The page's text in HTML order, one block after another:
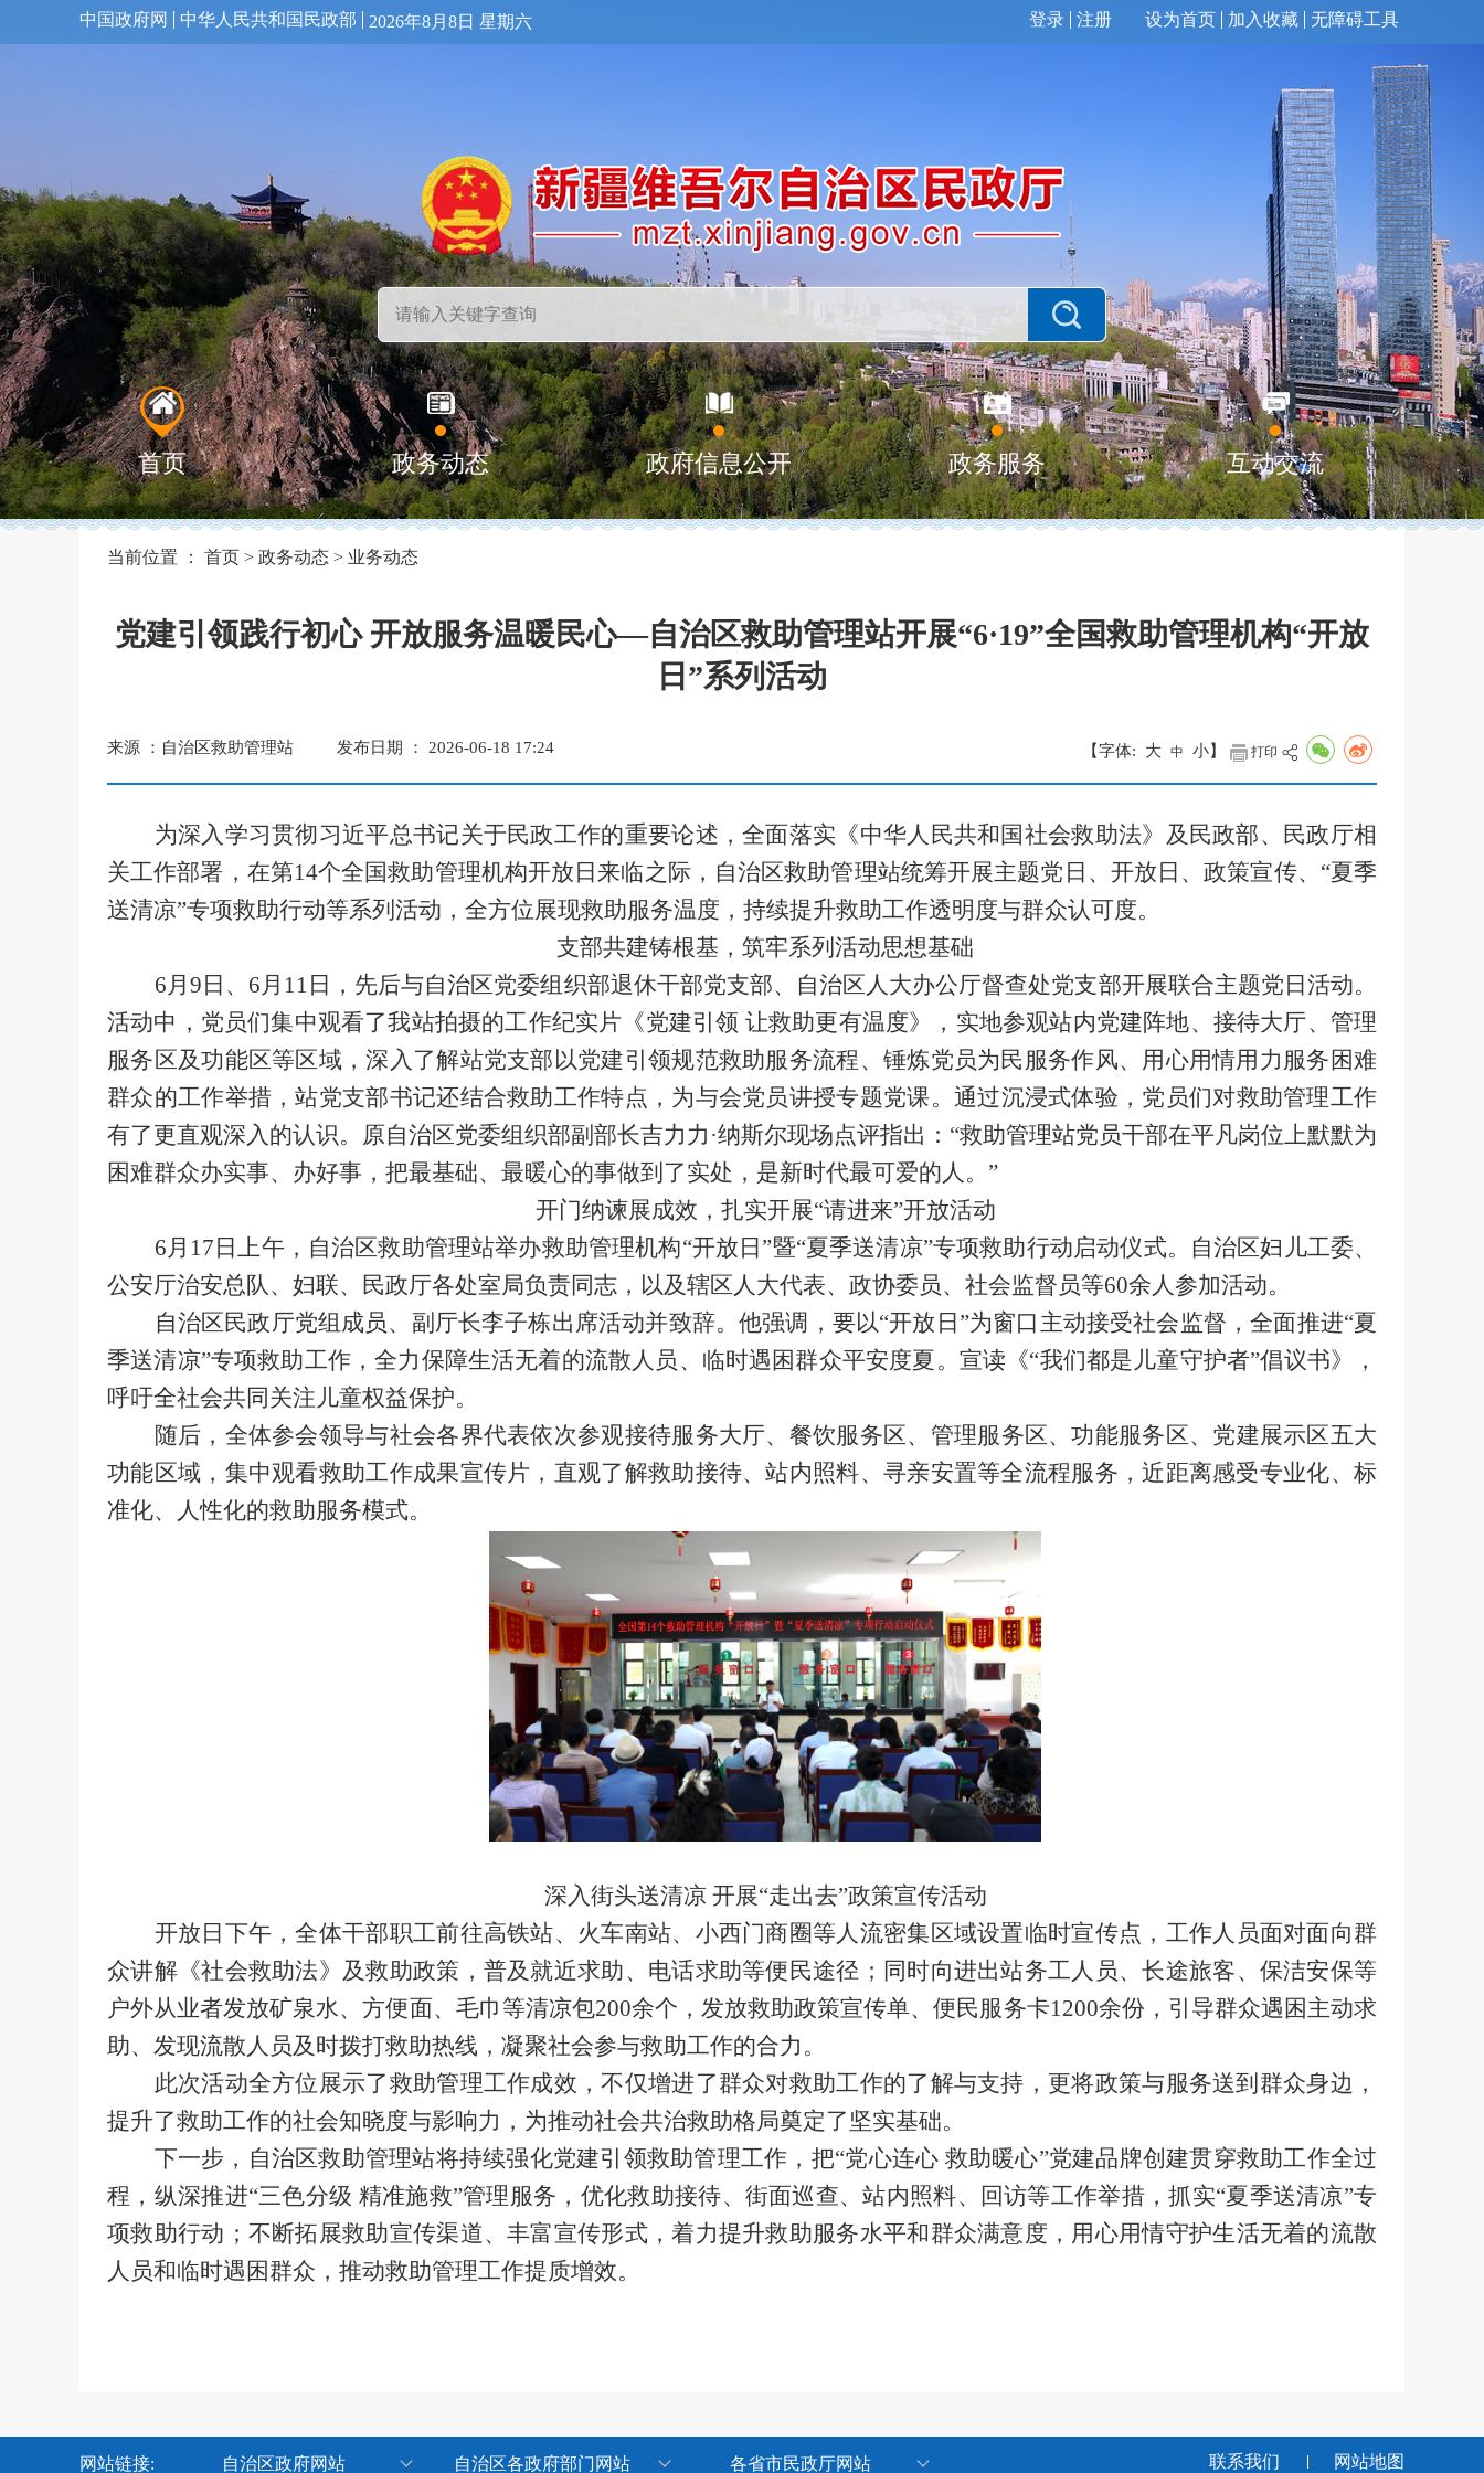
中国政府网 中华人民共和国民政部 2026年8月8日 星期六 登录 注册 设为首页 加入收藏 无障碍工具
首页 政务动态 政府信息公开 政务服务 互动交流
当前位置 ： 首页 > 政务动态 > 业务动态
党建引领践行初心 开放服务温暖民心—自治区救助管理站开展“6·19”全国救助管理机构“开放
日”系列活动
来源 ：自治区救助管理站 发布日期 ： 2026-06-18 17:24 【字体: 大 中 小】 打印
为深入学习贯彻习近平总书记关于民政工作的重要论述，全面落实《中华人民共和国社会救助法》及民政部、民政厅相
关工作部署，在第14个全国救助管理机构开放日来临之际，自治区救助管理站统筹开展主题党日、开放日、政策宣传、 “夏季
送清凉”专项救助行动等系列活动，全方位展现救助服务温度，持续提升救助工作透明度与群众认可度。
支部共建铸根基，筑牢系列活动思想基础
6月 9 日、 6月 11 日，先后与自治区党委组织部退休干部党支部、自治区人大办公厅督查处党支部开展联合主题党日活动。
活动中，党员们集中观看了我站拍摄的工作纪实片《党建引领 让救助更有温度》，实地参观站内党建阵地、接待大厅、管理
服务区及功能区等区域，深入了解站党支部以党建引领规范救助服务流程、锤炼党员为民服务作风、用心用情用力服务困难
群众的工作举措 ，站党支部书记还结合救助工作特点，为与会党员讲授专题党课。通过沉浸式体验，党员们对救助管理工作
有了更直观深入的认识。原自治区党委组织部副部长吉力力 ·纳斯尔现场点评指出： “救助管理站党员干部在平凡岗位上默默为
困难群众办实事、办好事， 把最基础、最暖心的事做到了实处， 是新时代最可爱的人。 ”
开门纳谏展成效，扎实开展“请进来”开放活动
6月 17 日上午， 自治区救助管理站举办救助管理机构“开放日”暨“夏季送清凉”专项救助行动启动仪式。自治区妇儿工委、
公安厅治安总队、妇联、民政厅各处室局负责同志，以及辖区人大代表、政协委员、社会监督员等60余人参加活动。
自治区民政厅党组成员、副厅长李子栋出席活动并致辞。他强调，要以“开放日”为窗口主动接受社会监督，全面推进“夏
季送清凉”专项救助工作，全力保障生活无着的流散人员、临时遇困群众平安度夏。宣读《“我们都是儿童守护者”倡议书》，
呼吁全社会共同关注儿童权益保护。
随后，全体参会领导与社会各界代表依次参观接待服务大厅、餐饮服务区、管理服务区、功能服务区、党建展示区五大
功能区域，集中观看救助工作成果宣传片，直观了解救助接待、站内照料、寻亲安置等全流程服务，近距离感受专业化、标
准化、人性化的救助服务模式。
深入街头送清凉 开展“走出去”政策宣传活动
开放日下午，全体干部职工前往高铁站、火车南站、小西门商圈等人流密集区域设置临时宣传点 ， 工作人员面对面向群
众讲解《社会救助法》及救助政策，普及就近求助、电话求助等便民途径 ； 同时向进出站务工人员、长途旅客、保洁安保等
户外从业者发放矿泉水、方便面、毛巾等清凉包200余个 ， 发放救助政策宣传单、便民服务卡1200余份 ，引导群众遇困主动求
助、发现流散人员及时拨打救助热线，凝聚社会参与救助工作的合力。
此次活动全方位展示了救助管理工作成效，不仅增进了群众对救助工作的了解与支持，更将政策与服务送到群众身边，
提升了救助工作的社会知晓度与影响力，为推动社会共治救助格局奠定了坚实基础。
下一步，自治区救助管理站将持续强化党建引领救助管理工作， 把“党心连心 救助暖心”党建品牌创建贯穿救助工作全过
程， 纵深推进“三色分级 精准施救”管理服务，优化救助接待、街面巡查、站内照料、回访等工作举措，抓实“夏季送清凉”专
项救助行动；不断拓展救助宣传渠道、丰富宣传形式，着力提升救助服务水平和群众满意度，用心用情守护生活无着的流散
人员和临时遇困群众 ，推动救助管理工作提质增效。
网站链接: 自治区政府网站 自治区各政府部门网站 各省市民政厅网站 联系我们 网站地图